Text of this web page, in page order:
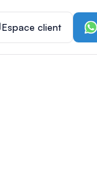
Espace client